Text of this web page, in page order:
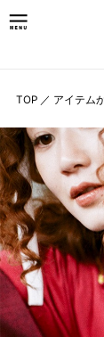
TOP ／ アイテム